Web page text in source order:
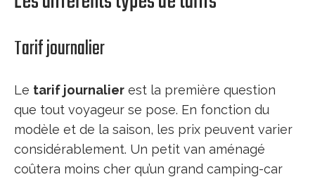
Tarif journalier
Le tarif journalier est la première question
que tout voyageur se pose. En fonction du
modèle et de la saison, les prix peuvent varier
considérablement. Un petit van aménagé
coûtera moins cher qu’un grand camping-car